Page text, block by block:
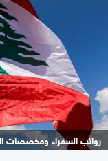
رواتب السفراء ومخصصات